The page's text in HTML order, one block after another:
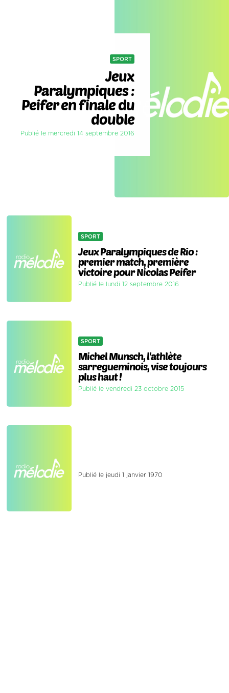
SPORT
Jeux
Paralympiques :
Peifer en finale du
double
Publié le mercredi 14 septembre 2016
SPORT
Jeux Paralympiques de Rio :
premier match, première
victoire pour Nicolas Peifer
Publié le lundi 12 septembre 2016
SPORT
Michel Munsch, l'athlète
sarregueminois, vise toujours
plus haut !
Publié le vendredi 23 octobre 2015
Publié le jeudi 1 janvier 1970